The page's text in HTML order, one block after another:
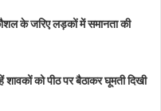
के जरिए लड़कों में समानता की
शावकों को पीठ पर बैठाकर घूमती दिखी